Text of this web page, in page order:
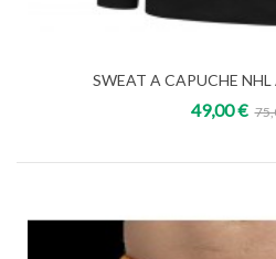
SWEAT A CAPUCHE
49,00 €